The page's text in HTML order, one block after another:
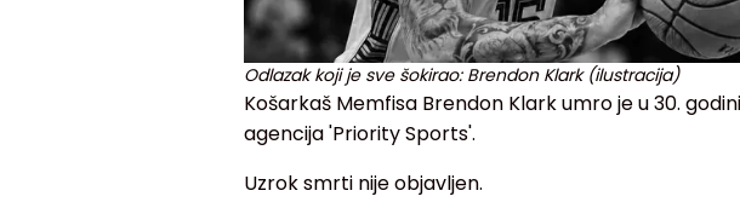
Odlazak koji je sve šokirao: Brendon Klark (ilustracija)
Košarkaš Memfisa Brendon Klark umro je u 30.
agencija 'Priority Sports'.
Uzrok smrti nije objavljen.